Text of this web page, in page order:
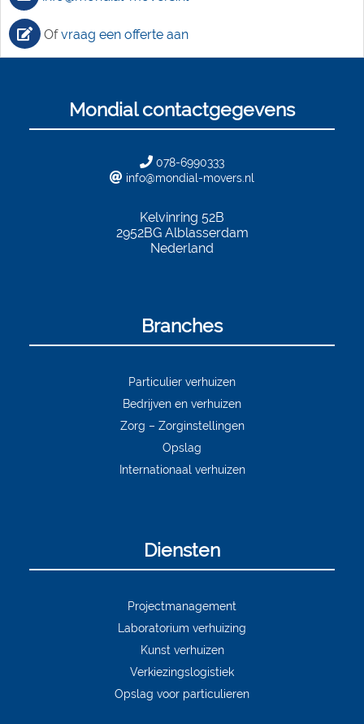
Ofvraag een offerte aan
Mondial contactgegevens
078-6990333
info@mondial-movers.nl
Kelvinring 52B
2952BGAlblasserdam
Nederland
Branches
Particulier verhuizen
Bedrijven en verhuizen
Zorg – Zorginstellingen
Opslag
Internationaal verhuizen
Diensten
Projectmanagement
Laboratorium verhuizing
Kunst verhuizen
Verkiezingslogistiek
Opslag voor particulieren